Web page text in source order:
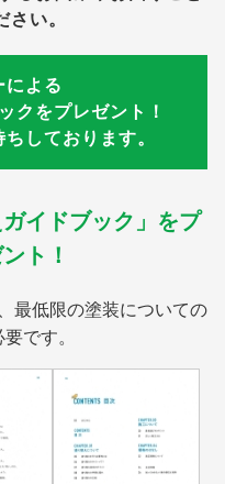
い。
による
クをプレゼント！
しております。
ガイドブック」をプ
ト！
最低限の塗装についての
です。